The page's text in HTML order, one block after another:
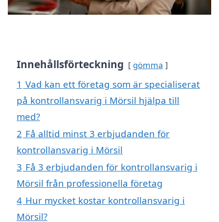
Innehållsförteckning gömma
1 Vad kan ett företag som är specialiserat
på kontrollansvarig i Mörsil hjälpa till
med?
2 Få alltid minst 3 erbjudanden för
kontrollansvarig i Mörsil
3 Få 3 erbjudanden för kontrollansvarig i
Mörsil från professionella företag
4 Hur mycket kostar kontrollansvarig i
Mörsil?